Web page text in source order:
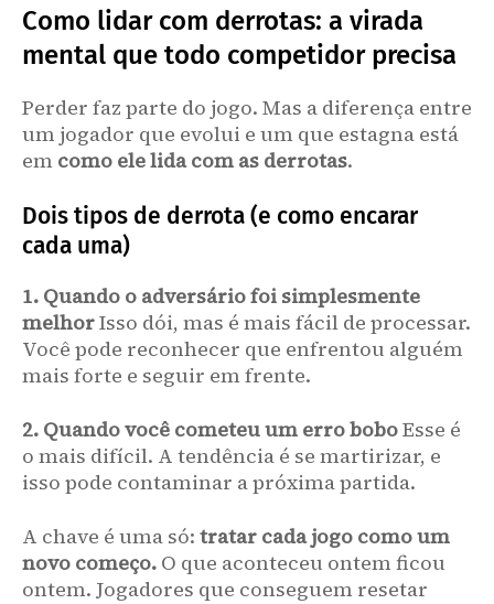
Como lidar com derrotas: a virada
mental que todo competidor precisa
Perder faz parte do jogo. Mas a diferença entre
um jogador que evolui e um que estagna está
em como ele lida com as derrotas.
Dois tipos de derrota (e como encarar
cada uma)
1. Quando o adversário foi simplesmente
melhorIsso dói, mas é mais fácil de processar.
Você pode reconhecer que enfrentou alguém
mais forte e seguir em frente.
2. Quando você cometeu um erro boboEsse é
o mais difícil. A tendência é se martirizar, e
isso pode contaminar a próxima partida.
A chave é uma só: tratar cada jogo como um
novo começo. O que aconteceu ontem ficou
ontem. Jogadores que conseguem resetar